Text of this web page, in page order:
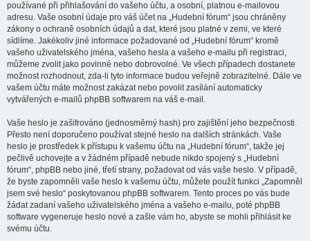
používané při přihlašování do vašeho účtu, a osobní, platnou e-mailovou
adresu. Vaše osobní údaje pro váš účet na „Hudební fórum“ jsou chráněny
zákony o ochraně osobních údajů a dat, které jsou platné v zemi, ve které
sídlíme. Jakékoliv jiné informace požadované od „Hudební fórum“ kromě
vašeho uživatelského jména, vašeho hesla a vašeho e-mailu při registraci,
můžeme zvolit jako povinné nebo dobrovolné. Ve všech případech dostanete
možnost rozhodnout, zda-li tyto informace budou veřejně zobrazitelné. Dále ve
vašem účtu máte možnost zakázat nebo povolit zasílání automaticky
vytvářených e-mailů phpBB softwarem na váš e-mail.
Vaše heslo je zašifrováno (jednosměrný hash) pro zajištění jeho bezpečnosti.
Přesto není doporučeno používat stejné heslo na dalších stránkách. Vaše
heslo je prostředek k přístupu k vašemu účtu na „Hudební fórum“, takže jej
pečlivě uchovejte a v žádném případě nebude nikdo spojený s „Hudební
fórum“, phpBB nebo jiné, třetí strany, požadovat od vás vaše heslo. V případě,
že byste zapomněli vaše heslo k vašemu účtu, můžete použít funkci „Zapomněl
jsem své heslo“ poskytovanou phpBB softwarem. Tento proces po vás bude
žádat zadaní vašeho uživatelského jména a vašeho e-mailu, poté phpBB
software vygeneruje heslo nové a zašle vám ho, abyste se mohli přihlásit ke
svému účtu.